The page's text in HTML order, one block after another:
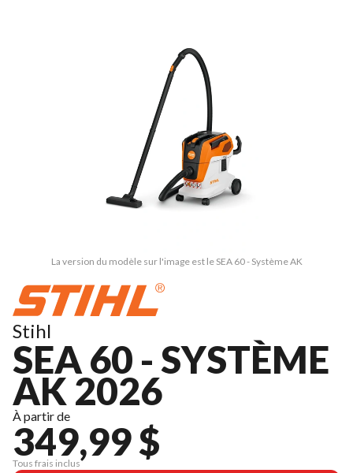
La version du modèle sur l'image est le SEA 60 - Système AK
Stihl
SEA 60 - SYSTÈME
AK 2026
À partir de
349,99 $
Tous frais inclus